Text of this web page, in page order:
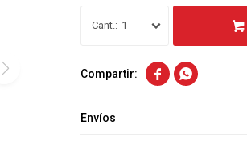
1
 
Envíos